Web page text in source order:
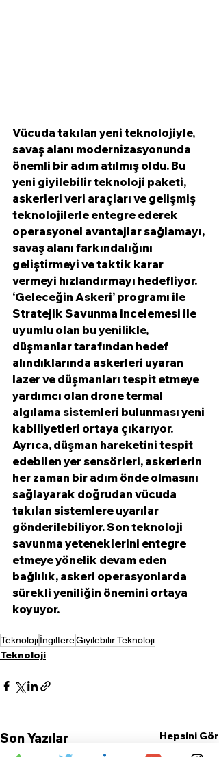
Vücuda takılan yeni teknolojiyle,
savaş alanı modernizasyonunda
önemli bir adım atılmış oldu. Bu
yeni giyilebilir teknoloji paketi,
askerleri veri araçları ve gelişmiş
teknolojilerle entegre ederek
operasyonel avantajlar sağlamayı,
savaş alanı farkındalığını
geliştirmeyi ve taktik karar
vermeyi hızlandırmayı hedefliyor.
‘Geleceğin Askeri’ programı ile
Stratejik Savunma incelemesi ile
uyumlu olan bu yenilikle,
düşmanlar tarafından hedef
alındıklarında askerleri uyaran
lazer ve düşmanları tespit etmeye
yardımcı olan drone termal
algılama sistemleri bulunması yeni
kabiliyetleri ortaya çıkarıyor.
Ayrıca, düşman hareketini tespit
edebilen yer sensörleri, askerlerin
her zaman bir adım önde olmasını
sağlayarak doğrudan vücuda
takılan sistemlere uyarılar
gönderilebiliyor. Son teknoloji
savunma yeteneklerini entegre
etmeye yönelik devam eden
bağlılık, askeri operasyonlarda
sürekli yeniliğin önemini ortaya
koyuyor.
TeknolojiİngiltereGiyilebilir Teknoloji
Teknoloji
Son Yazılar Hepsini Gör